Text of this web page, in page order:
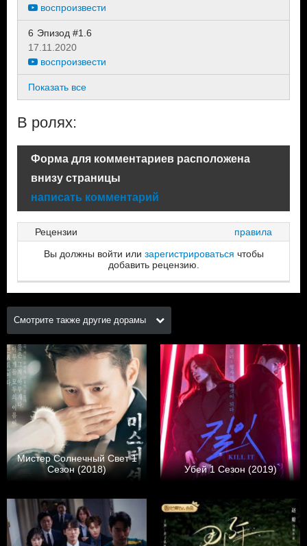
воспроизвести
6 Эпизод #1.6
17.11.2020
воспроизвести
Показать все
В ролях:
Форма для комментариев расположена
внизу страницы
написать комментарий
Рецензии
правила
Вы должны войти или зарегистрироваться чтобы
добавить рецензию.
Смотрите также другие дорамы
Мистер Солнечный Свет 1
Сезон (2018)
Убей 1 Сезон (2019)